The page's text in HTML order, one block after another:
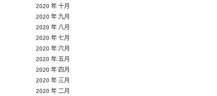
2020 年 十月
2020 年 九月
2020 年 八月
2020 年 七月
2020 年 六月
2020 年 五月
2020 年 四月
2020 年 三月
2020 年 二月